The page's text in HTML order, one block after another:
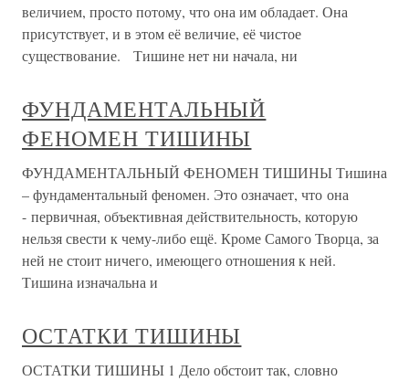
величием, просто потому, что она им обладает. Она
присутствует, и в этом её величие, её чистое
существование. Тишине нет ни начала, ни
ФУНДАМЕНТАЛЬНЫЙ
ФЕНОМЕН ТИШИНЫ
ФУНДАМЕНТАЛЬНЫЙ ФЕНОМЕН ТИШИНЫ Тишина
– фундаментальный феномен. Это означает, что она
- первичная, объективная действительность, которую
нельзя свести к чему-либо ещё. Кроме Самого Творца, за
ней не стоит ничего, имеющего отношения к ней.
Тишина изначальна и
ОСТАТКИ ТИШИНЫ
ОСТАТКИ ТИШИНЫ 1 Дело обстоит так, словно